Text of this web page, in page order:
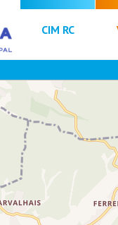
CIM RC